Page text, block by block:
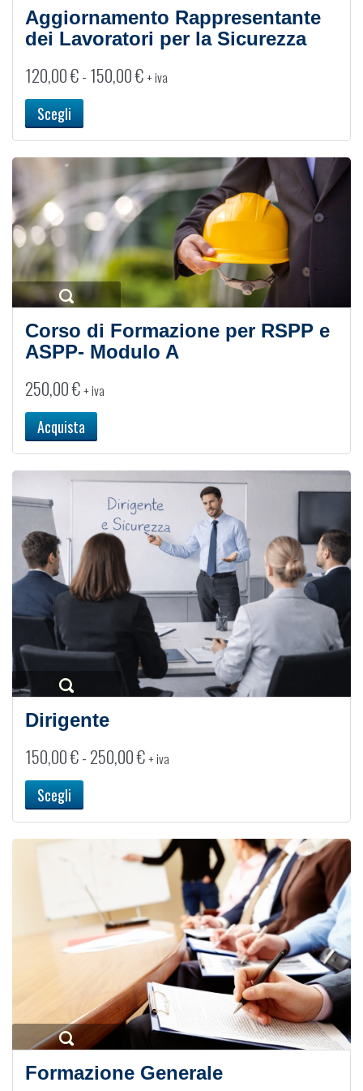
Aggiornamento Rappresentante
dei Lavoratori per la Sicurezza
120,00€-150,00€Fascia
120,00 €
a
150,00 €
+ iva
Scegli
Corso di Formazione per RSPP e
ASPP- Modulo A
250,00€+ iva
Acquista
Dirigente
150,00€-250,00€Fascia
150,00 €
a
250,00 €
+ iva
Scegli
Formazione Generale